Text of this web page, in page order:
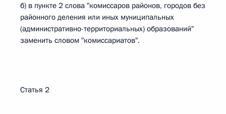
б) в пункте 2 слова "комиссаров районов, городов без
районного деления или иных муниципальных
(административно-территориальных) образований"
заменить словом "комиссариатов".
Статья 2